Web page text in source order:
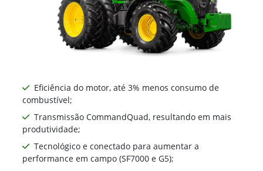
Eficiência do motor, até 3% menos consumo de
combustível;
Transmissão CommandQuad, resultando em mais
produtividade;
Tecnológico e conectado para aumentar a
performance em campo (SF7000 e G5);